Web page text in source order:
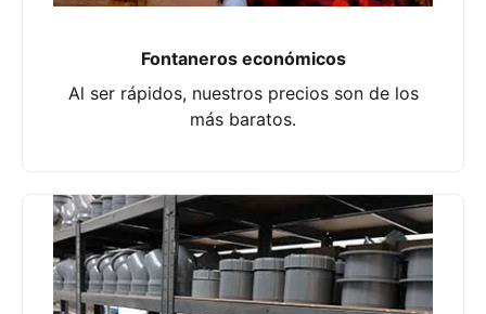
Fontaneros económicos
Al ser rápidos, nuestros precios son de los
más baratos.